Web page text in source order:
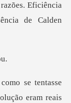
Eficiência
tasse